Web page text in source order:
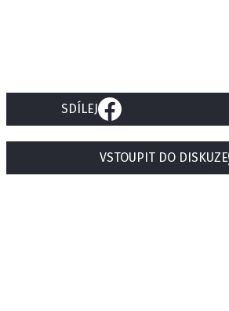
SDÍLEJ
VSTOUPIT DO DISKUZE